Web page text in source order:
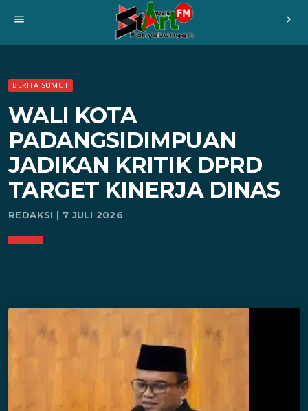
menu chevron_right
BERITA SUMUT
WALI KOTA
PADANGSIDIMPUAN
JADIKAN KRITIK DPRD
TARGET KINERJA DINAS
REDAKSI | 7 JULI 2026